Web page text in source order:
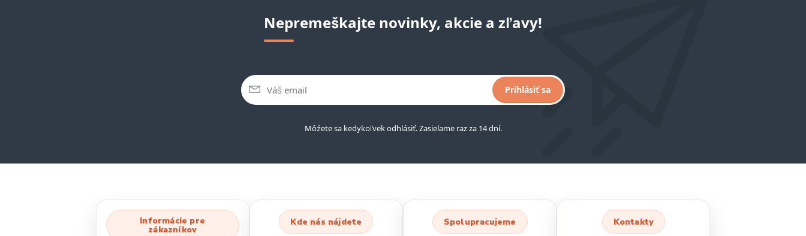
Nepremeškajte novinky, akcie a zľavy!
Prihlásiť sa
Môžete sa kedykoľvek odhlásiť. Zasielame raz za 14 dní.
Informácie pre
zákazníkov
Kde nás nájdete Spolupracujeme Kontakty